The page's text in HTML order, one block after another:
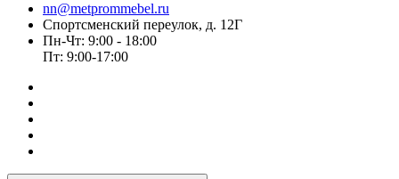
nn@metprommebel.ru
Спортсменский переулок, д. 12Г
Пн-Чт: 9:00 - 18:00
Пт: 9:00-17:00